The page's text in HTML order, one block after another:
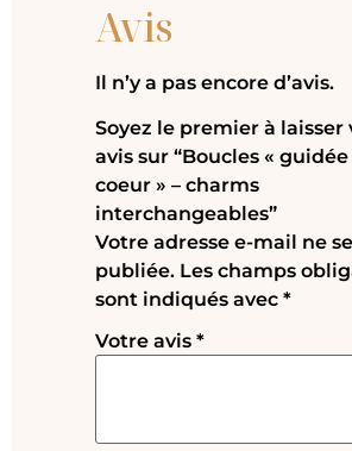
Avis
Il n’y a pas encore d’avis.
Soyez le premier à laisser
avis sur “Boucles «
coeur » – charms
interchangeables”
Votre adresse e-mail ne
publiée. Les champs
sont indiqués avec *
Votre avis *